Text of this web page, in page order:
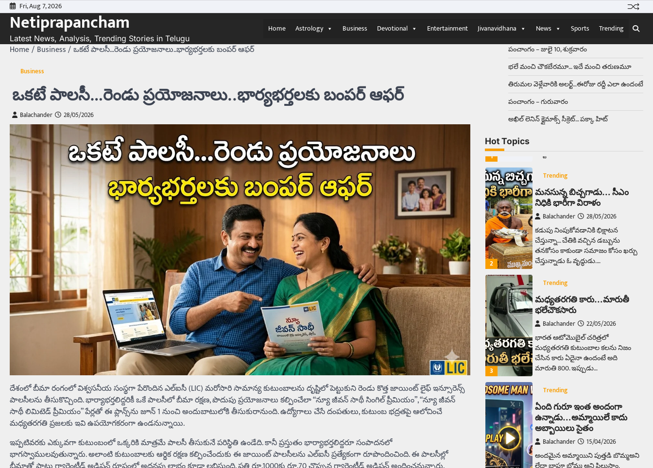
Skip
to
content
Fri, Aug 7, 2026
Netiprapancham
Latest News, Analysis, Trending Stories in Telugu
Home Astrology Business Devotional Entertainment Jivanavidhana News Sports Trending
Home Business ఒకటే పాలసీ…రెండు ప్రయోజనాలు..భార్యభర్తలకు బంపర్‌ ఆఫర్‌
Business
ఒకటే పాలసీ…రెండు ప్రయోజనాలు..భార్యభర్తలకు బంపర్‌ ఆఫర్‌
Balachander 28/05/2026
దేశంలో బీమా రంగంలో విశ్వసనీయ సంస్థగా పేరొందిన ఎల్‌ఐసీ (LIC) మరోసారి సామాన్య కుటుంబాలను దృష్టిలో పెట్టుకుని రెండు కొత్త జాయింట్ లైఫ్ ఇన్సూరెన్స్
పాలసీలను తీసుకొచ్చింది. భార్యాభర్తలిద్దరికీ ఒకే పాలసీలో బీమా రక్షణ, పొదుపు ప్రయోజనాలు కల్పించేలా “న్యూ జీవన్ సాథీ సింగిల్ ప్రీమియం”, “న్యూ జీవన్
సాథీ లిమిటెడ్ ప్రీమియం” పేర్లతో ఈ ప్లాన్స్‌ను జూన్ 1 నుంచి అందుబాటులోకి తీసుకురానుంది. ఉద్యోగాలు చేసే దంపతులు, కుటుంబ భద్రతపై ఆలోచించే
మధ్యతరగతి ప్రజలకు ఇవి ఉపయోగకరంగా ఉండనున్నాయి.
ఇప్పటివరకు ఎక్కువగా కుటుంబంలో ఒక్కరికి మాత్రమే పాలసీ తీసుకునే పరిస్థితి ఉండేది. కానీ ప్రస్తుతం భార్యాభర్తలిద్దరూ సంపాదనలో
భాగస్వాములవుతున్నారు. అలాంటి కుటుంబాలకు ఆర్థిక రక్షణ కల్పించేందుకు ఈ జాయింట్ పాలసీలను ఎల్‌ఐసీ ప్రత్యేకంగా రూపొందించింది. ఈ పాలసీల్లో
పంచాంగం – జులై 10, శుక్రవారం
భలే మంచి చౌకబేరమూ… ఇదే మంచి తరుణమూ
తిరుమల వెళ్లేవారికి అలర్ట్‌…ఈరోజు రద్దీ ఎలా ఉందంటే
పంచాంగం – గురువారం
అఖిల్‌ లెనిన్ క్లైమాక్స్‌ సీక్రెట్‌… పక్కా హిట్‌
Hot Topics
Balachander 15/04/2026
ఉత్తర ప్రదేశ్‌లోని ఝాన్సీ జిల్లాలో ఒక
వింతైన రోడ్డు ప్రమాదం చోటుచేసుకుంది.
వేల సంఖ్యలో బీరు…
1
Trending
అక్కడ ఆదివారం బట్టలు
ఉతికితే…జైలుకే
Balachander
13/06/2026
ఆదివారం వచ్చిందంటే చాలు
‘బట్టలు ఉతకడం’. వారం…
2
Trending
మనసున్న బిచ్చగాడు… సీఎం
నిధికి భారీగా విరాళం
Balachander
28/05/2026
కడుపు నింపుకోవడానికి భిక్షాటన
చేస్తున్నా… చేతికి వచ్చిన డబ్బును
తనకోసం కాకుండా సమాజం కోసం ఖర్చు
చేస్తున్నాడు ఓ వృద్ధుడు.…
3
Trending
మధ్యతరగతి కారు…మారుతీ
భలేచౌకసారు
Balachander
22/05/2026
భారత ఆటోమొబైల్ చరిత్రలో
మధ్యతరగతి కుటుంబాల కలను నిజం
చేసిన కారు ఏదైనా ఉందంటే అది
మారుతి 800. ఇప్పుడు…
Trending
ఏంది గురూ ఇంత అందంగా
ఉన్నాడు…అమ్మాయిలే కాదు
అబ్బాయిలు సైతం
Balachander
15/04/2026
అందమైన అమ్మాయిని పుత్తడి బొమ్మఅని